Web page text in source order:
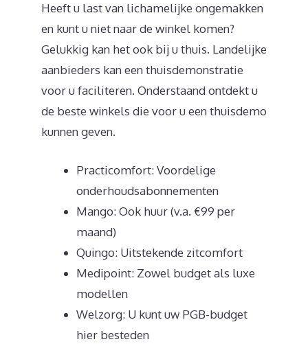
Heeft u last van lichamelijke ongemakken
en kunt u niet naar de winkel komen?
Gelukkig kan het ook bij u thuis. Landelijke
aanbieders kan een thuisdemonstratie
voor u faciliteren. Onderstaand ontdekt u
de beste winkels die voor u een thuisdemo
kunnen geven.
Practicomfort: Voordelige
onderhoudsabonnementen
Mango: Ook huur (v.a. €99 per
maand)
Quingo: Uitstekende zitcomfort
Medipoint: Zowel budget als luxe
modellen
Welzorg: U kunt uw PGB-budget
hier besteden